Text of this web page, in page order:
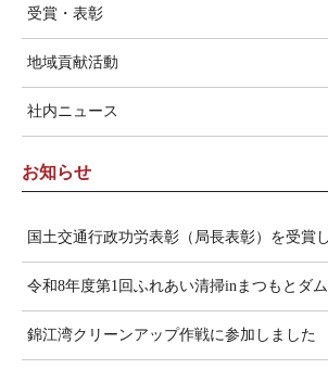
受賞・表彰
地域貢献活動
社内ニュース
お知らせ
国土交通行政功労表彰（局長表彰）を受賞
令和8年度第1回ふれあい清掃inまつもとダ
錦江湾クリーンアップ作戦に参加しました